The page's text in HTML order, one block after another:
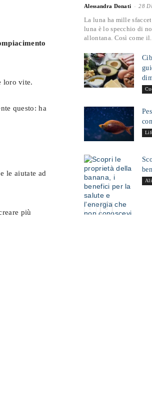
loro vite.
questo: ha
le aiutate ad
più
Alessandra Donati - 28
La luna ha mille
luna è lo specchio di
allontana. Così come